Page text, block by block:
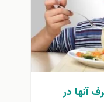
آنها در